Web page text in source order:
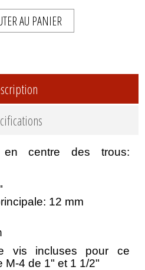
AU PANIER
en centre des trous:
12 mm
vis incluses pour ce
M-4 de 1" et 1 1/2"